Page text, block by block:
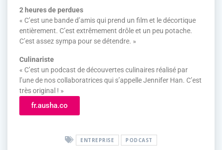
2 heures de perdues
« C’est une bande d’amis qui prend un film et le décortique
entièrement. C’est extrêmement drôle et un peu potache.
C’est assez sympa pour se détendre. »
Culinariste
« C’est un podcast de découvertes culinaires réalisé par
l’une de nos collaboratrices qui s’appelle Jennifer Han. C’est
très original ! »
fr.ausha.co
ENTREPRISE PODCAST